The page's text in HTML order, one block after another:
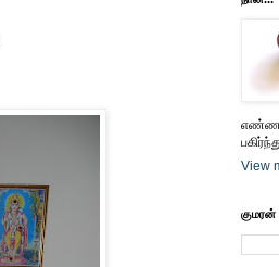
View
குமரன்